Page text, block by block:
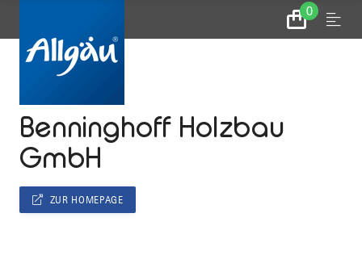
0
Zum
Warenkorb
Menu
Benninghoff Holzbau
GmbH
ZUR HOMEPAGE